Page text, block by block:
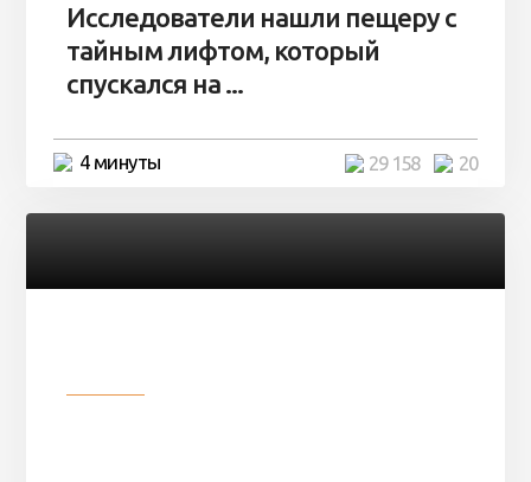
Исследователи нашли пещеру с
тайным лифтом, который
спускался на ...
4 минуты 20
29 158